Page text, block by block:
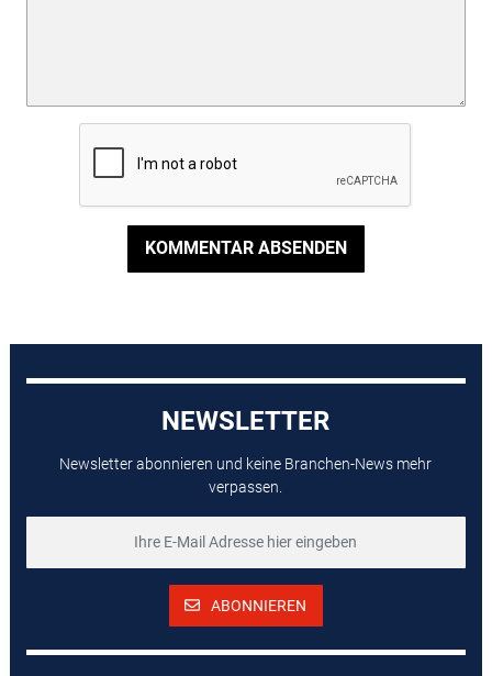
KOMMENTAR ABSENDEN
NEWSLETTER
Newsletter abonnieren und keine Branchen-News mehr
verpassen.
ABONNIEREN